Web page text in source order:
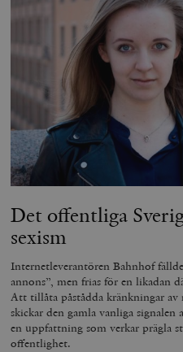
Det offentliga
sexism
Internetleverantören Bahnhof
annons”, men frias för en likadan
Att tillåta påstådda kränkningar
skickar den gamla vanliga
en uppfattning som verkar prägla
offentlighet.